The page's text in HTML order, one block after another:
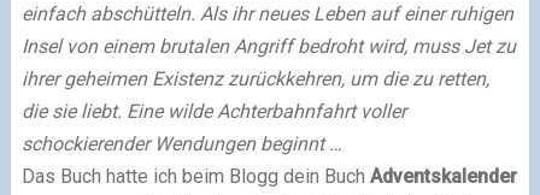
einfach abschütteln. Als ihr neues Leben auf einer ruhigen
Insel von einem brutalen Angriff bedroht wird, muss Jet zu
ihrer geheimen Existenz zurückkehren, um die zu retten,
die sie liebt. Eine wilde Achterbahnfahrt voller
schockierender Wendungen beginnt …
Das Buch hatte ich beim Blogg dein Buch Adventskalender